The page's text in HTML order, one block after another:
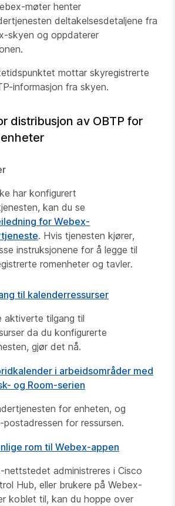
møter henter
deltakelsesdetaljene fra
skyen og oppdaterer
mottar skyregistrerte
informasjon fra skyen.
distribusjon av OBTP for
har konfigurert
kan du se
for Webex-
. Hvis tjenesten kjører,
instruksjonene for å legge til
romenheter og tavler.
til kalenderressurser
aktiverte tilgang til
da du konfigurerte
gjør det nå.
i arbeidsområder med
og Room-serien
for enheten, og
postadressen for ressursen.
rom til Webex-appen
nettstedet administreres i Cisco
Hub, eller brukere på Webex-
koblet til, kan du hoppe over